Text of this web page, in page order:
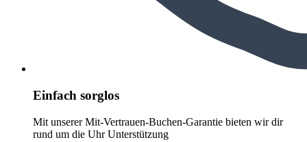
Einfach sorglos
Mit unserer Mit-Vertrauen-Buchen-Garantie bieten wir dir
rund um die Uhr Unterstützung